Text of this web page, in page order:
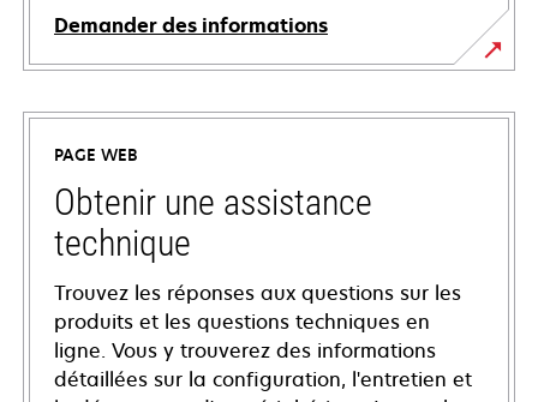
Demander des informations
PAGE WEB
Obtenir une assistance
technique
Trouvez les réponses aux questions sur les
produits et les questions techniques en
ligne. Vous y trouverez des informations
détaillées sur la configuration, l'entretien et